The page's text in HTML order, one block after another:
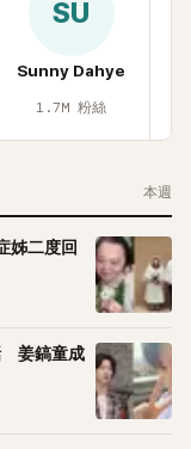
SU
Sunny Dahye
1.7M 粉絲
本週
姊二度回
姜鎬童成